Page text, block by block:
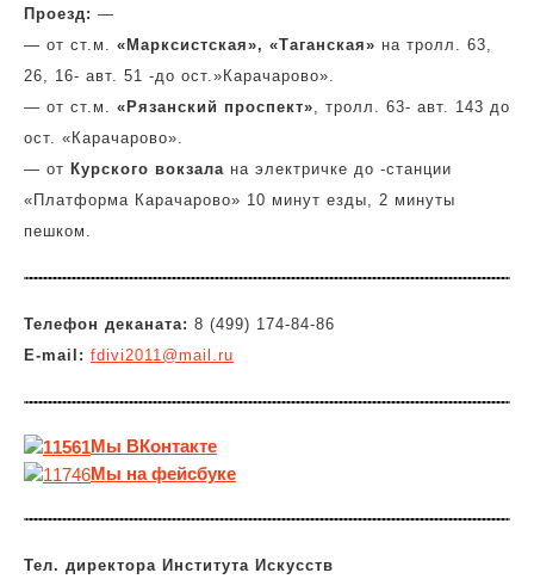
Проезд: —
— от ст.м. «Марксистская», «Таганская» на тролл. 63,
26, 16- авт. 51 -до ост.»Карачарово».
— от ст.м. «Рязанский проспект», тролл. 63- авт. 143 до
ост. «Карачарово».
— от Курского вокзала на электричке до -станции
«Платформа Карачарово» 10 минут езды, 2 минуты
пешком.
Телефон деканата: 8 (499) 174-84-86
E-mail: fdivi2011@mail.ru
Мы ВКонтакте
Мы на фейсбуке
Тел. директора Института Искусств